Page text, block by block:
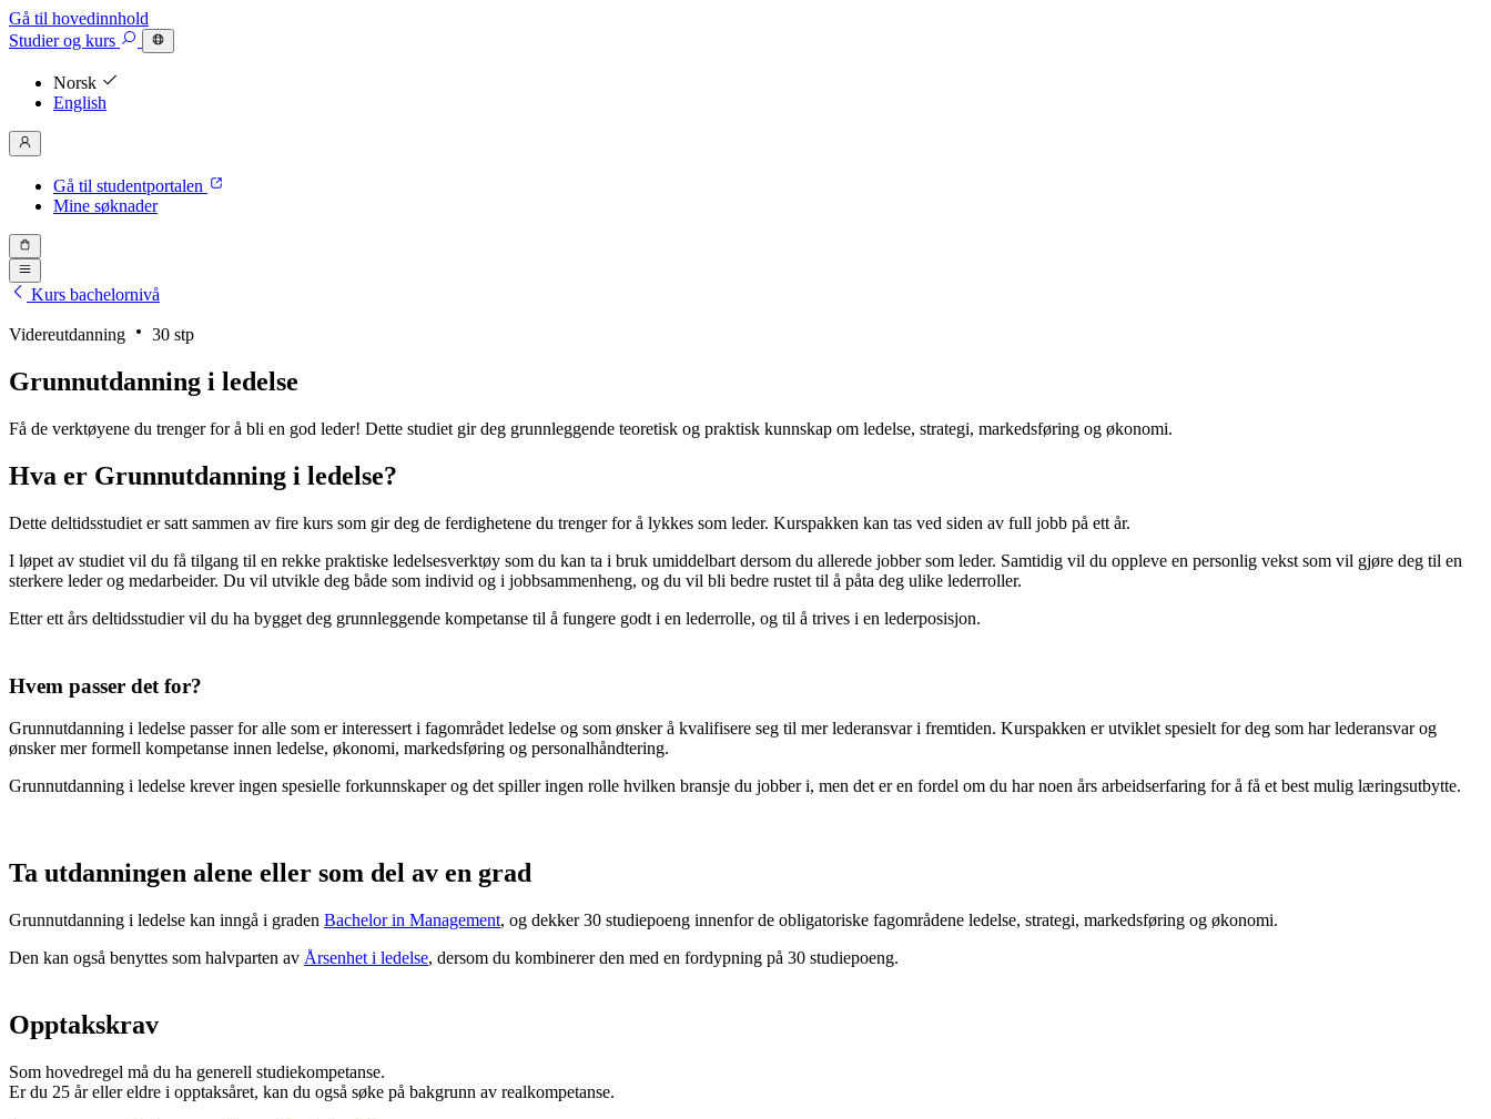
Gå til hovedinnhold
Studierog kurs
Norsk
English
Gå til studentportalen
Mine søknader
Kurs bachelornivå
Videreutdanning 30 stp
Grunn­utdanning i ledelse
Få de verktøyene du trenger for å bli en god leder! Dette studiet gir deg grunnleggende teoretisk og praktisk kunnskap om ledelse, strategi, markedsføring og økonomi.
Hva er Grunnutdanning i ledelse?
Dette deltidsstudiet er satt sammen av fire kurs som gir deg de ferdighetene du trenger for å lykkes som leder. Kurspakken kan tas ved siden av full jobb på ett år.
I løpet av studiet vil du få tilgang til en rekke praktiske ledelsesverktøy som du kan ta i bruk umiddelbart dersom du allerede jobber som leder. Samtidig vil du oppleve en personlig vekst som vil gjøre deg til en
sterkere leder og medarbeider. Du vil utvikle deg både som individ og i jobbsammenheng, og du vil bli bedre rustet til å påta deg ulike lederroller.
Etter ett års deltidsstudier vil du ha bygget deg grunnleggende kompetanse til å fungere godt i en lederrolle, og til å trives i en lederposisjon.
Hvem passer det for?
Grunnutdanning i ledelse passer for alle som er interessert i fagområdet ledelse og som ønsker å kvalifisere seg til mer lederansvar i fremtiden. Kurspakken er utviklet spesielt for deg som har lederansvar og
ønsker mer formell kompetanse innen ledelse, økonomi, markedsføring og personalhåndtering.
Grunnutdanning i ledelse krever ingen spesielle forkunnskaper og det spiller ingen rolle hvilken bransje du jobber i, men det er en fordel om du har noen års arbeidserfaring for å få et best mulig læringsutbytte.
Ta utdanningen alene eller som del av en grad
Grunnutdanning i ledelse kan inngå i graden Bachelor in Management, og dekker 30 studiepoeng innenfor de obligatoriske fagområdene ledelse, strategi, markedsføring og økonomi.
Den kan også benyttes som halvparten av Årsenhet i ledelse, dersom du kombinerer den med en fordypning på 30 studiepoeng.
Opptakskrav
Som hovedregel må du ha generell studiekompetanse.
Er du 25 år eller eldre i opptaksåret, kan du også søke på bakgrunn av realkompetanse.